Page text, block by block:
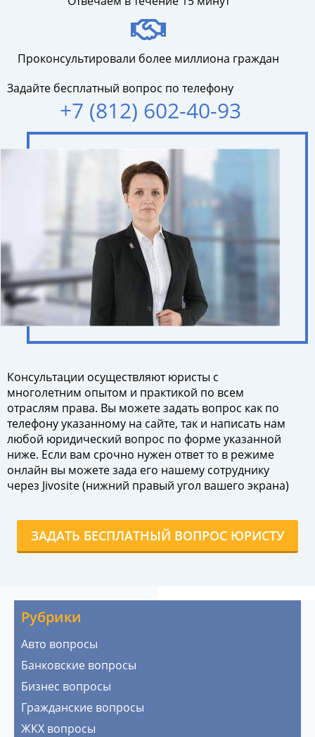
Проконсультировали более миллиона граждан
Задайте бесплатный вопрос по телефону
+7 (812) 602-40-93
Консультации осуществляют юристы с
многолетним опытом и практикой по всем
отраслям права. Вы можете задать вопрос как по
телефону указанному на сайте, так и написать нам
любой юридический вопрос по форме указанной
ниже. Если вам срочно нужен ответ то в режиме
онлайн вы можете зада его нашему сотруднику
через Jivosite (нижний правый угол вашего экрана)
ЗАДАТЬ БЕСПЛАТНЫЙ ВОПРОС ЮРИСТУ
Рубрики
Авто вопросы
Банковские вопросы
Бизнес вопросы
Гражданские вопросы
ЖКХ вопросы